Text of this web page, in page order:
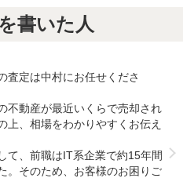
書いた人
査定は中村にお任せくださ
不動産が最近いくらで売却され
上、相場をわかりやすくお伝え
て、前職はIT系企業で約15年間
。そのため、お客様のお困りご